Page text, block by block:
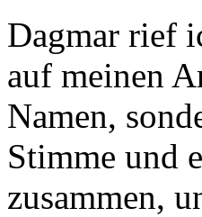
Dagmar rief
auf meinen
Namen,
Stimme und
zusammen,